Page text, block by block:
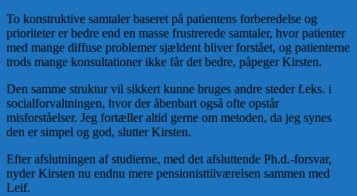
To konstruktive samtaler baseret på patientens forberedelse og
prioriteter er bedre end en masse frustrerede samtaler, hvor patienter
med mange diffuse problemer sjældent bliver forstået, og patienterne
trods mange konsultationer ikke får det bedre, påpeger Kirsten.
Den samme struktur vil sikkert kunne bruges andre steder f.eks. i
socialforvaltningen, hvor der åbenbart også ofte opstår
misforståelser. Jeg fortæller altid gerne om metoden, da jeg synes
den er simpel og god, slutter Kirsten.
Efter afslutningen af studierne, med det afsluttende Ph.d.-forsvar,
nyder Kirsten nu endnu mere pensionisttilværelsen sammen med
Leif.